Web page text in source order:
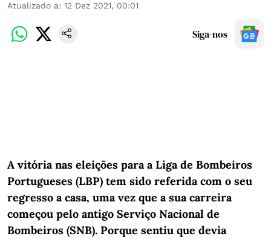
Atualizado a: 12 Dez 2021, 00:01
Siga-nos
A vitória nas eleições para a Liga de Bombeiros
Portugueses (LBP) tem sido referida com o seu
regresso a casa, uma vez que a sua carreira
começou pelo antigo Serviço Nacional de
Bombeiros (SNB). Porque sentiu que devia